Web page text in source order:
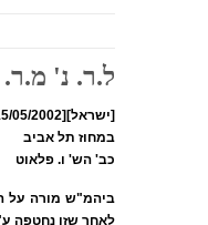
ל.ר. נ' מ.ר.
במחוז תל אביב
כב' הש' ו. פלאוט
ביהמ"ש מורה על
לאחר שזו נחטפה